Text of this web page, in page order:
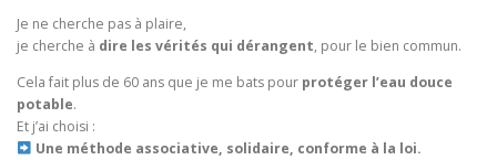
Je ne cherche pas à plaire,
je cherche à dire les vérités qui dérangent, pour le bien commun.
Cela fait plus de 60 ans que je me bats pour protéger l’eau douce
potable.
Et j’ai choisi :
Une méthode associative, solidaire, conforme à la loi.